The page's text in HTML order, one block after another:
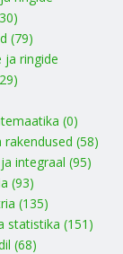
(79)
ja ringide
(0)
(58)
integraal (95)
(93)
(135)
statistika (151)
(68)